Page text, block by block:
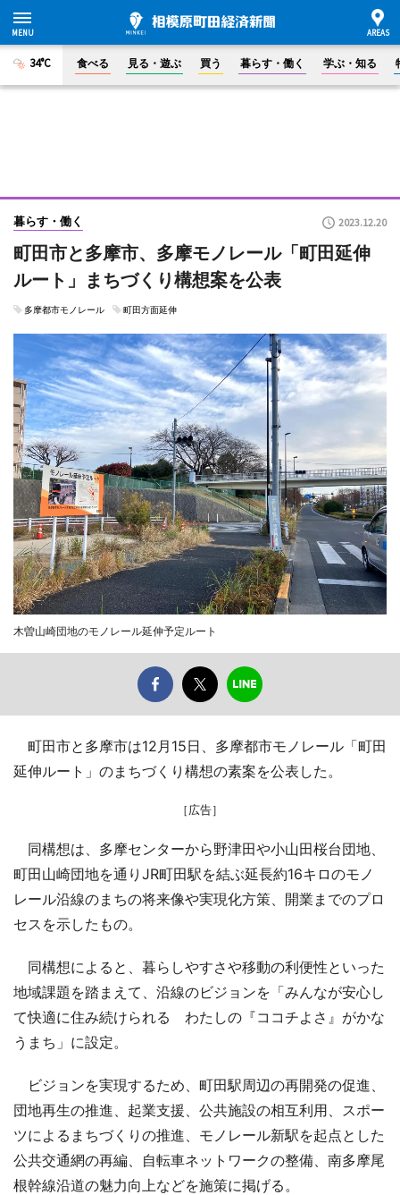
34°C 食べる 見る・遊ぶ 買う 暮らす・働く 学ぶ・知る
暮らす・働く 2023.12.20
町田市と多摩市、多摩モノレール「町田延伸
ルート」まちづくり構想案を公表
多摩都市モノレール 町田方面延伸
木曽山崎団地のモノレール延伸予定ルート
町田市と多摩市は12月15日、多摩都市モノレール「町田
延伸ルート」のまちづくり構想の素案を公表した。
［広告］
同構想は、多摩センターから野津田や小山田桜台団地、
町田山崎団地を通りJR町田駅を結ぶ延長約16キロのモノ
レール沿線のまちの将来像や実現化方策、開業までのプロ
セスを示したもの。
同構想によると、暮らしやすさや移動の利便性といった
地域課題を踏まえて、沿線のビジョンを「みんなが安心し
て快適に住み続けられる わたしの『ココチよさ』がかな
うまち」に設定。
ビジョンを実現するため、町田駅周辺の再開発の促進、
団地再生の推進、起業支援、公共施設の相互利用、スポー
ツによるまちづくりの推進、モノレール新駅を起点とした
公共交通網の再編、自転車ネットワークの整備、南多摩尾
根幹線沿道の魅力向上などを施策に掲げる。